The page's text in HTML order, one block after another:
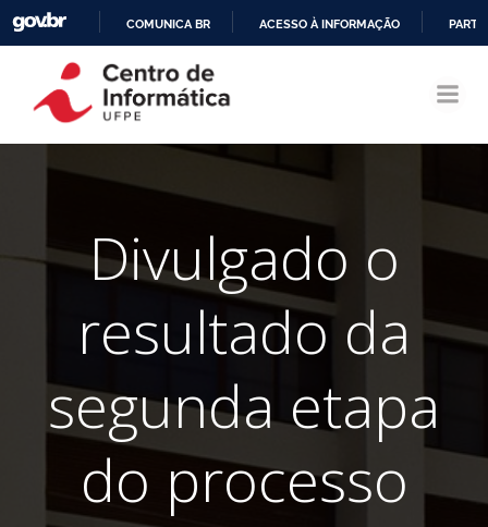
CONTEÚDO
COMUNICA BR ACESSO À INFORMAÇÃO
Divulgado o
resultado da
segunda etapa
do processo